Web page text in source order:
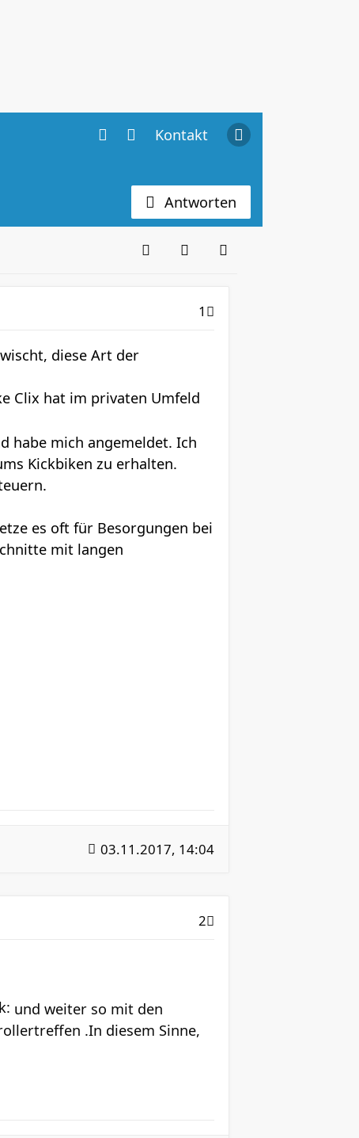
Kontakt
Antworten
1
diese Art der
Clix hat im privaten Umfeld
habe mich angemeldet. Ich
Kickbiken zu erhalten.
es oft für Besorgungen bei
mit langen
03.11.2017, 14:04
2
und weiter so mit den
.In diesem Sinne,